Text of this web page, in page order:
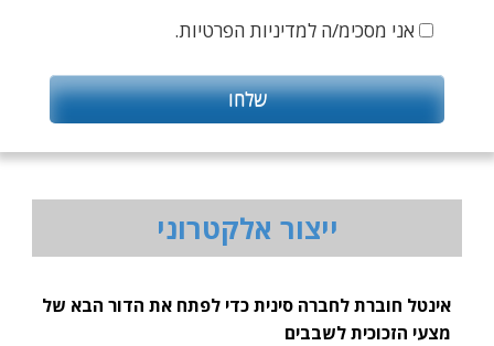
אני מסכימ/ה למדיניות הפרטיות.
ייצור אלקטרוני
אינטל חוברת לחברה סינית כדי לפתח את הדור הבא של
מצעי הזכוכית לשבבים